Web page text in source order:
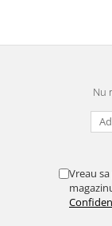
Nu
Vreau